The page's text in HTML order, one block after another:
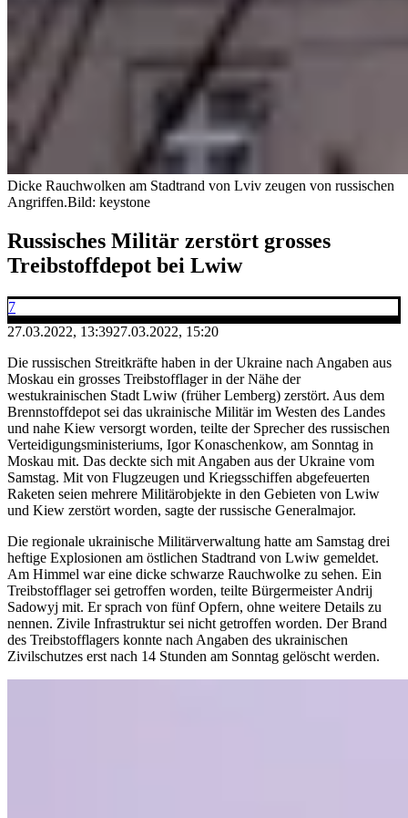
Dicke Rauchwolken am Stadtrand von Lviv zeugen von russischen
Angriffen.Bild: keystone
Russisches Militär zerstört grosses
Treibstoffdepot bei Lwiw
7
27.03.2022, 13:3927.03.2022, 15:20
Die russischen Streitkräfte haben in der Ukraine nach Angaben aus
Moskau ein grosses Treibstofflager in der Nähe der
westukrainischen Stadt Lwiw (früher Lemberg) zerstört. Aus dem
Brennstoffdepot sei das ukrainische Militär im Westen des Landes
und nahe Kiew versorgt worden, teilte der Sprecher des russischen
Verteidigungsministeriums, Igor Konaschenkow, am Sonntag in
Moskau mit. Das deckte sich mit Angaben aus der Ukraine vom
Samstag. Mit von Flugzeugen und Kriegsschiffen abgefeuerten
Raketen seien mehrere Militärobjekte in den Gebieten von Lwiw
und Kiew zerstört worden, sagte der russische Generalmajor.
Die regionale ukrainische Militärverwaltung hatte am Samstag drei
heftige Explosionen am östlichen Stadtrand von Lwiw gemeldet.
Am Himmel war eine dicke schwarze Rauchwolke zu sehen. Ein
Treibstofflager sei getroffen worden, teilte Bürgermeister Andrij
Sadowyj mit. Er sprach von fünf Opfern, ohne weitere Details zu
nennen. Zivile Infrastruktur sei nicht getroffen worden. Der Brand
des Treibstofflagers konnte nach Angaben des ukrainischen
Zivilschutzes erst nach 14 Stunden am Sonntag gelöscht werden.